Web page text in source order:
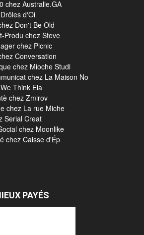
chez Australie.GA
d'Oi
Don't Be Old
Produ chez Steve
chez Picnic
Conversation
chez Mioche Studi
chez La Maison No
Think Ela
chez Zmirov
chez La rue Miche
Serial Creat
chez Moonlike
chez Caisse d'Ép
PAYÉS